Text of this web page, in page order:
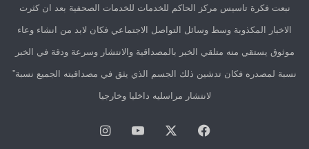
نبعت فكرة تاسيس مركز الحاكم للخدمات للخدمات الصحفية بعد ان كثرت
الاخبار المكذوبة وسط وسائل التواصل الاجتماعي فكان لابد من انشاء وعاء
موثوق يستقي منه متلقي الخبر بالمصداقية والانتشار وسرعة ودقة في الخبر
نسبة لمصدره فكان تدشين ذلك الجسم الذي يثق في مصداقيته الجميع نسبة”
لانتشار مراسليه داخليا وخارجيا
فيسبوك يوتيوبانستقرام